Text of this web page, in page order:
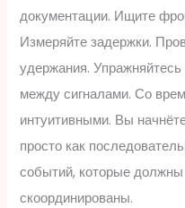
документации. Ищите
Измеряйте задержки.
удержания.
между сигналами. Со
интуитивными. Вы
просто как
событий, которые
скоординированы.